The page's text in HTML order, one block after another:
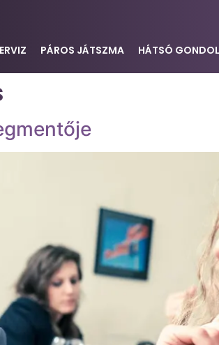
PÁROS JÁTSZMA HÁTSÓ